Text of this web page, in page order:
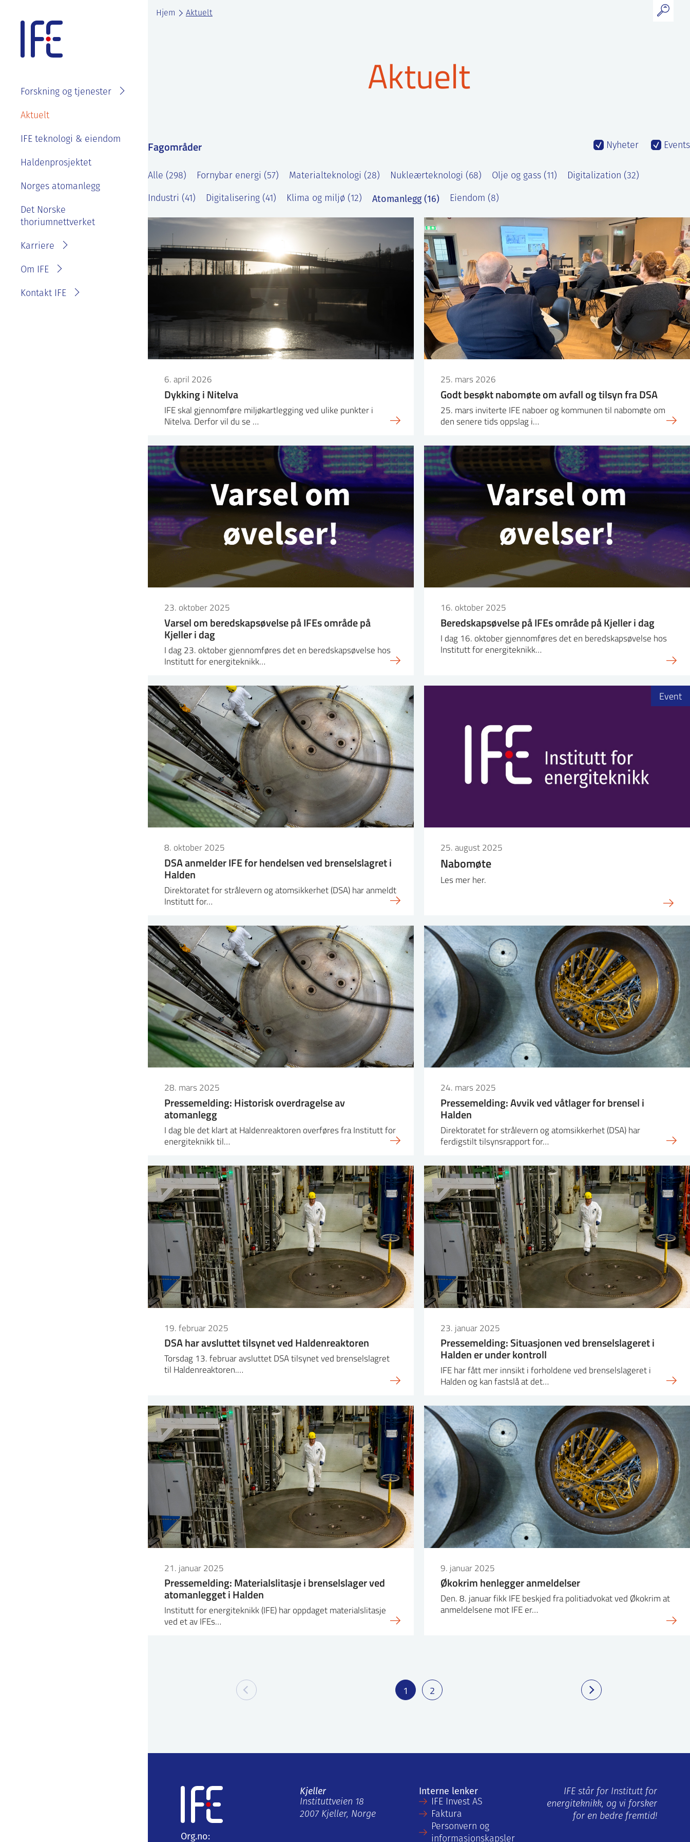
Forskning og tjenester
Prosjekter
Laboratorier
Tjenester
Aktuelt
IFE teknologi & eiendom
Haldenprosjektet
Norges atomanlegg
Det Norske
thoriumnettverket
Karriere
Se ledige stillinger
velferdsordninger
Sommerjobb eller
masteroppgave på
Om IFE
Om IFE
rapporter
Bærekraft og etikk
IFE sin historie
Personvernerklæring for
Kontakt IFE
Kontakt IFE
Våre ansatte
Fakturainformasjon
Varsling eller melde
Hjem Aktuelt
Aktuelt
Fagområder Nyheter Events
Alle (298) Fornybar energi (57) Materialteknologi (28) Nukleærteknologi (68) Olje og gass (11) Digitalization (32)
Industri (41) Digitalisering (41) Klima og miljø (12) Atomanlegg (16) Eiendom (8)
6. april 2026
Dykking i Nitelva
IFE skal gjennomføre miljøkartlegging ved ulike punkter i
Nitelva. Derfor vil du se …
25. mars 2026
Godt besøkt nabomøte om avfall og tilsyn fra DSA
25. mars inviterte IFE naboer og kommunen til nabomøte om
den senere tids oppslag i…
23. oktober 2025
Varsel om beredskapsøvelse på IFEs område på
Kjeller i dag
I dag 23. oktober gjennomføres det en beredskapsøvelse hos
Institutt for energiteknikk…
16. oktober 2025
Beredskapsøvelse på IFEs område på Kjeller i dag
I dag 16. oktober gjennomføres det en beredskapsøvelse hos
Institutt for energiteknikk…
8. oktober 2025
DSA anmelder IFE for hendelsen ved brenselslagret i
Halden
Direktoratet for strålevern og atomsikkerhet (DSA) har anmeldt
Institutt for…
25. august 2025
Nabomøte
Les mer her.
Event
28. mars 2025
Pressemelding: Historisk overdragelse av
atomanlegg
I dag ble det klart at Haldenreaktoren overføres fra Institutt for
energiteknikk til…
24. mars 2025
Pressemelding: Avvik ved våtlager for brensel i
Halden
Direktoratet for strålevern og atomsikkerhet (DSA) har
ferdigstilt tilsynsrapport for…
19. februar 2025
DSA har avsluttet tilsynet ved Haldenreaktoren
Torsdag 13. februar avsluttet DSA tilsynet ved brenselslagret
til Haldenreaktoren.…
23. januar 2025
Pressemelding: Situasjonen ved brenselslageret i
Halden er under kontroll
IFE har fått mer innsikt i forholdene ved brenselslageret i
Halden og kan fastslå at det…
21. januar 2025
Pressemelding: Materialslitasje i brenselslager ved
atomanlegget i Halden
Institutt for energiteknikk (IFE) har oppdaget materialslitasje
ved et av IFEs…
9. januar 2025
Økokrim henlegger anmeldelser
Den. 8. januar fikk IFE beskjed fra politiadvokat ved Økokrim at
anmeldelsene mot IFE er…
1 2
Org.no:
Kjeller
Instituttveien 18
2007 Kjeller, Norge
Interne lenker
IFE Invest AS
Faktura
Personvern og
informasjonskapsler
IFE står for Institutt for
energiteknikk, og vi forsker
for en bedre fremtid!